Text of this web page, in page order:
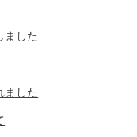
ました
ました